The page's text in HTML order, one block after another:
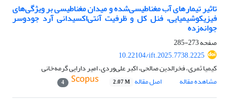
تاثیر تیمارهای آب مغناطیسی‌شده و میدان مغناطیسی بر ویژگی‌های
فیزیکوشیمیایی، فنل کل و ظرفیت آنتی‌اکسیدانی آرد جودوسر
جوانه‌زده
صفحه273-285
10.22104/ift.2025.7738.2225
کیمیا ثمری، فخرالدین صالحی، اکبر علی‌وردی، امیر دارایی گرمه‌خانی
مشاهده مقاله
اصل مقاله 2.07 M
4